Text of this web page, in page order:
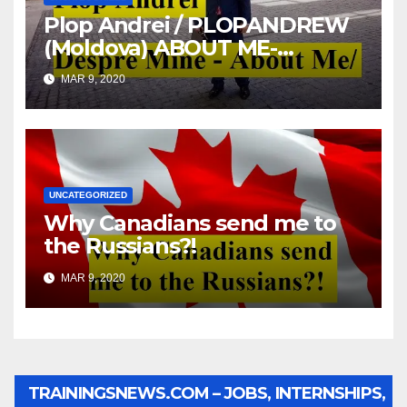
Plop Andrei / PLOPANDREW
(Moldova) ABOUT ME-
DESPRE MINE
MAR 9, 2020
UNCATEGORIZED
Why Canadians send me to
the Russians?!
MAR 9, 2020
TRAININGSNEWS.COM – JOBS, INTERNSHIPS,